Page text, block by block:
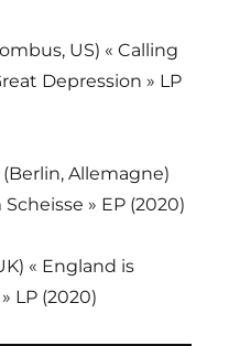
US) « Calling
Depression » LP
(Berlin, Allemagne)
» EP (2020)
« England is
LP (2020)